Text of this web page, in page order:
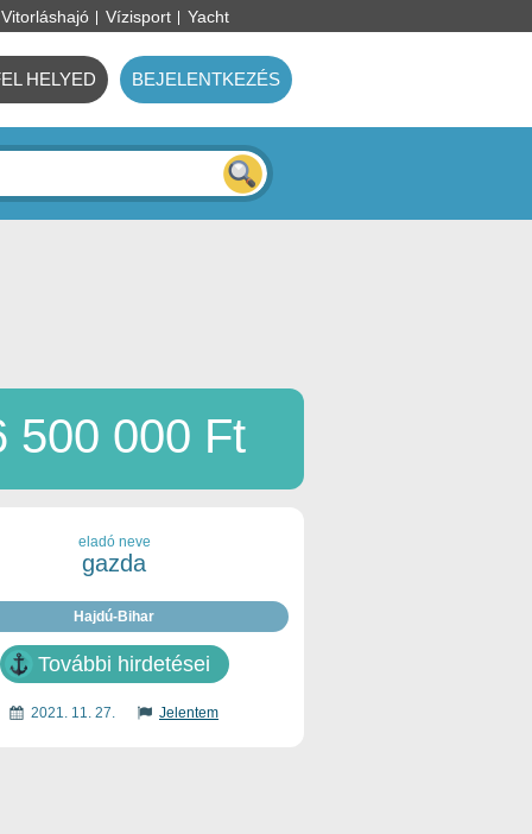
Vitorláshajó Vízisport Yacht
HELYED BEJELENTKEZÉS
500 000 Ft
eladó neve
gazda
Hajdú-Bihar
További hirdetései
2021. 11. 27. Jelentem